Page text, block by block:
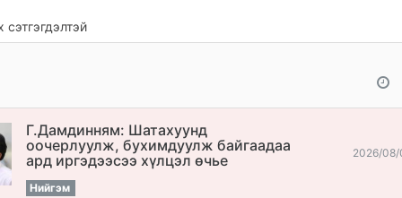
Г.Дамдинням: Шатахуунд
оочерлуулж, бухимдуулж байгаадаа
ард иргэдээсээ хүлцэл өчье
Нийгэм
2026/08/